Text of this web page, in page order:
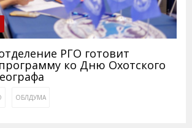
РГО готовит
ко Дню Охотского
ОБЛДУМА